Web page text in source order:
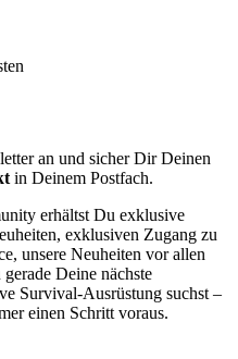
an und sicher Dir Deinen
in Deinem Postfach.
erhältst Du exklusive
exklusiven Zugang zu
unsere Neuheiten vor allen
Deine nächste
Survival-Ausrüstung suchst –
einen Schritt voraus.